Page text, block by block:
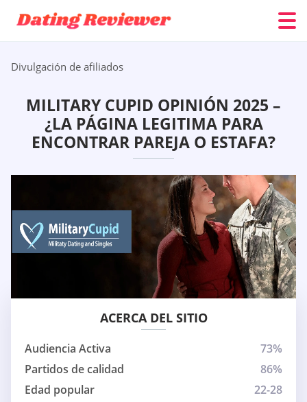
Divulgación de afiliados
MILITARY CUPID OPINIÓN 2025 –
¿LA PÁGINA LEGITIMA PARA
ENCONTRAR PAREJA O ESTAFA?
ACERCA DEL SITIO
Audiencia Activa
73%
Partidos de calidad
86%
Edad popular
22-28